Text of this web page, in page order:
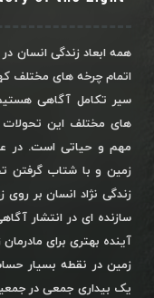
همه ابعاد زندگی انسان
اتمام چرخه های مختلف
سیر تکامل آگاهی
های مختلف این
مهم و حیاتی است. در
زمین و با شتاب گرفتن
زندگی نژاد انسان بر
سازنده ای در انتشار
آینده بهتری برای
زمین در نقطه بسیار
یک بیداری جمعی در